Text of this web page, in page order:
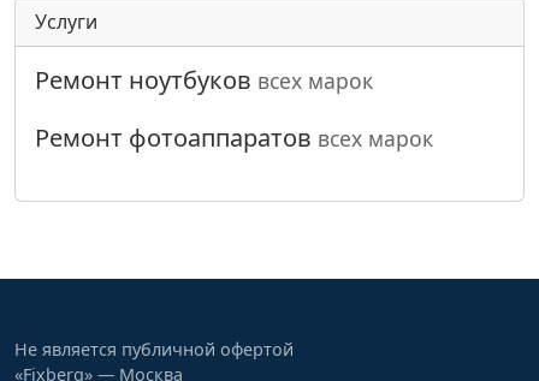
Услуги
Ремонт ноутбуков всех марок
Ремонт фотоаппаратов всех марок
Не является публичной офертой
«Fixberg» — Москва